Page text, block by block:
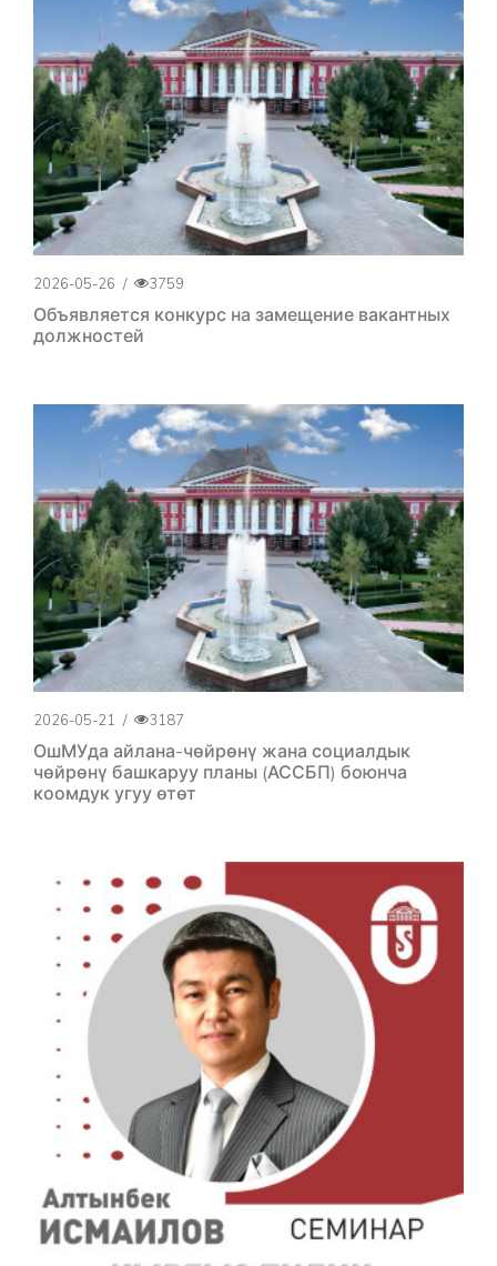
2026-05-26 / 3759
Объявляется конкурс на замещение вакантных
должностей
2026-05-21 / 3187
ОшМУда айлана-чөйрөнү жана социалдык
чөйрөнү башкаруу планы (АССБП) боюнча
коомдук угуу өтөт